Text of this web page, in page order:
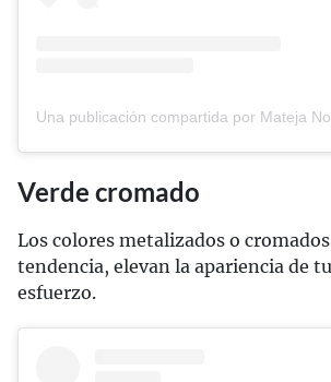
Verde cromado
Los colores metalizados o
tendencia, elevan la apariencia de
esfuerzo.